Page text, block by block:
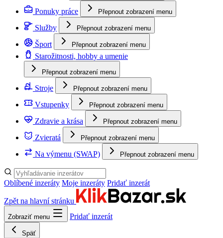
Ponuky práce Přepnout zobrazení menu
Služby Přepnout zobrazení menu
Šport Přepnout zobrazení menu
Starožitnosti, hobby a umenie
Přepnout zobrazení menu
Stroje Přepnout zobrazení menu
Vstupenky Přepnout zobrazení menu
Zdravie a krása Přepnout zobrazení menu
Zvieratá Přepnout zobrazení menu
Na výmenu (SWAP) Přepnout zobrazení menu
Oblíbené inzeráty Moje inzeráty Pridať inzerát
Zpět na hlavní stránku
Zobraziť menu Pridať inzerát
Späť